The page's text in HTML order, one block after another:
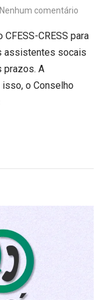
Nenhum comentário
CRESS para
assistentes socais
prazos. A
o Conselho